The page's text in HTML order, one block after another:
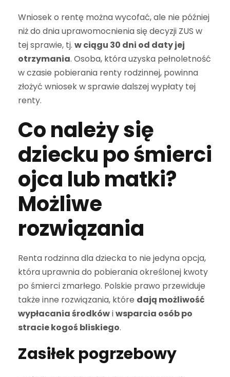
Wniosek o rentę można wycofać, ale nie później
niż do dnia uprawomocnienia się decyzji ZUS w
tej sprawie, tj. w ciągu 30 dni od daty jej
otrzymania. Osoba, która uzyska pełnoletność
w czasie pobierania renty rodzinnej, powinna
złożyć wniosek w sprawie dalszej wypłaty tej
renty.
Co należy się
dziecku po śmierci
ojca lub matki?
Możliwe
rozwiązania
Renta rodzinna dla dziecka to nie jedyna opcja,
która uprawnia do pobierania określonej kwoty
po śmierci zmarłego. Polskie prawo przewiduje
także inne rozwiązania, które dają możliwość
wypłacania środkówiwsparcia osób po
stracie kogoś bliskiego.
Zasiłek pogrzebowy